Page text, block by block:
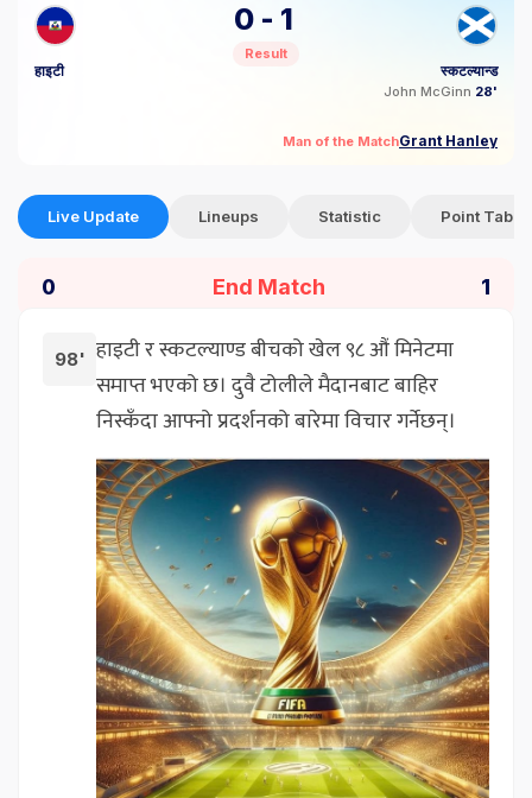
हाइटी
0 - 1
Result
स्कटल्यान्ड
John McGinn 28'
Man of the MatchGrant Hanley
Live Update Lineups Statistic Point Table
0 End Match 1
98' हाइटी र स्कटल्याण्ड बीचको खेल ९८ औं मिनेटमा
समाप्त भएको छ। दुवै टोलीले मैदानबाट बाहिर
निस्कँदा आफ्नो प्रदर्शनको बारेमा विचार गर्नेछन्।